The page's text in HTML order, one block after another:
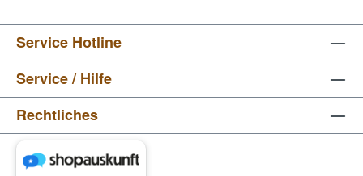
Service Hotline
Service / Hilfe
Rechtliches